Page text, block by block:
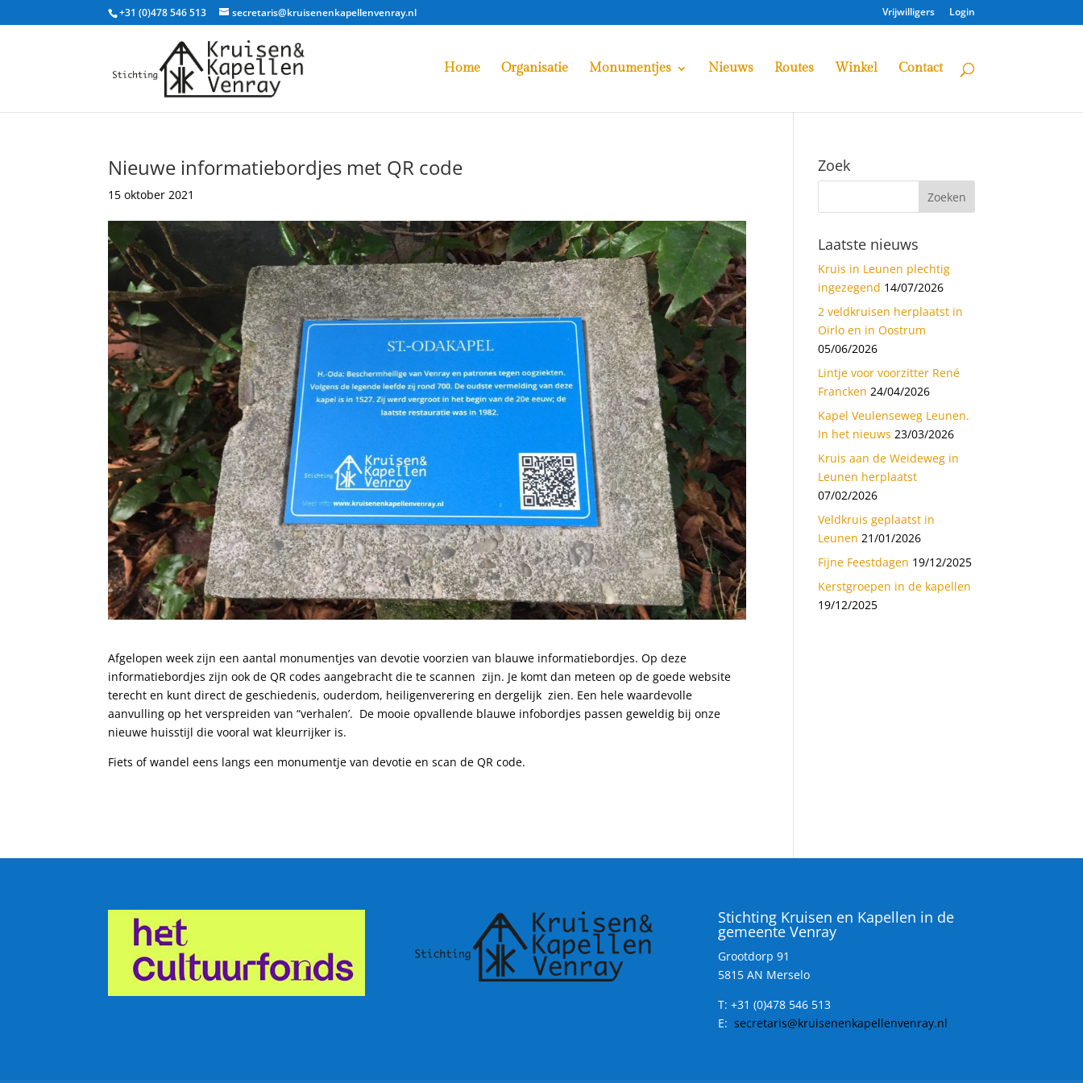
+31 (0)478 546 513 secretaris@kruisenenkapellenvenray.nl Vrijwilligers Login
Home Organisatie Monumentjes Nieuws Routes Winkel Contact
Nieuwe informatiebordjes met QR code
15 oktober 2021
Afgelopen week zijn een aantal monumentjes van devotie voorzien van blauwe informatiebordjes. Op deze
informatiebordjes zijn ook de QR codes aangebracht die te scannen zijn. Je komt dan meteen op de goede website
terecht en kunt direct de geschiedenis, ouderdom, heiligenverering en dergelijk zien. Een hele waardevolle
aanvulling op het verspreiden van “verhalen’. De mooie opvallende blauwe infobordjes passen geweldig bij onze
nieuwe huisstijl die vooral wat kleurrijker is.
Fiets of wandel eens langs een monumentje van devotie en scan de QR code.
Zoek
Laatste nieuws
Kruis in Leunen plechtig
ingezegend 14/07/2026
2 veldkruisen herplaatst in
Oirlo en in Oostrum
05/06/2026
Lintje voor voorzitter René
Francken 24/04/2026
Kapel Veulenseweg Leunen.
In het nieuws 23/03/2026
Kruis aan de Weideweg in
Leunen herplaatst
07/02/2026
Veldkruis geplaatst in
Leunen 21/01/2026
Fijne Feestdagen 19/12/2025
Kerstgroepen in de kapellen
19/12/2025
Stichting Kruisen en Kapellen in de
gemeente Venray
Grootdorp 91
5815 AN Merselo
T: +31 (0)478 546 513
E: secretaris@kruisenenkapellenvenray.nl